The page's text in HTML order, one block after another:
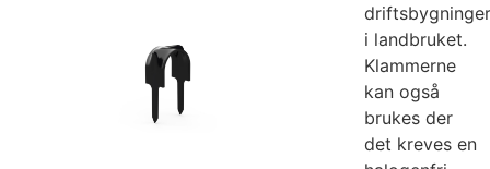
i landbruket.
Klammerne
kan også
brukes der
det kreves en